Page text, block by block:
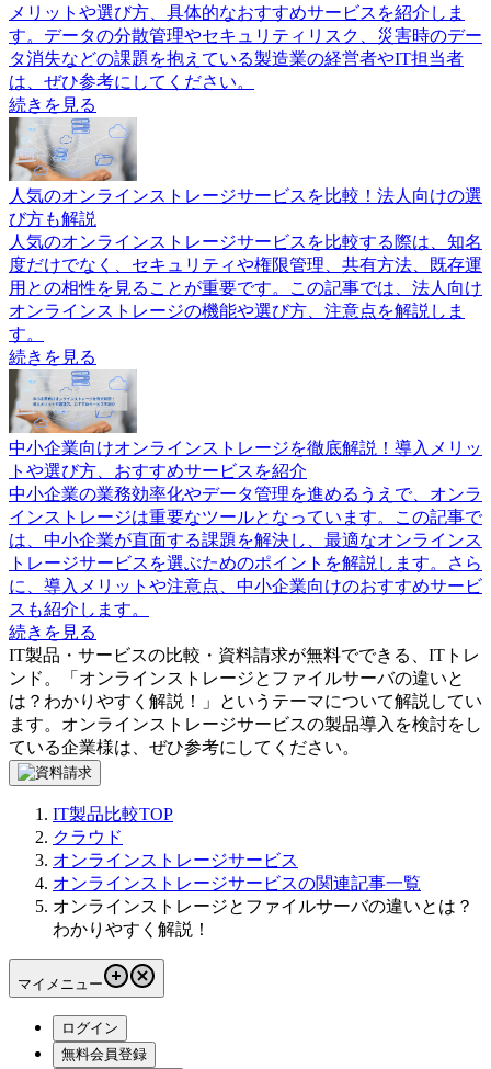
メリットや選び方、具体的なおすすめサービスを紹介しま
す。データの分散管理やセキュリティリスク、災害時のデー
タ消失などの課題を抱えている製造業の経営者やIT担当者
は、ぜひ参考にしてください。
続きを見る
人気のオンラインストレージサービスを比較！法人向けの選
び方も解説
人気のオンラインストレージサービスを比較する際は、知名
度だけでなく、セキュリティや権限管理、共有方法、既存運
用との相性を見ることが重要です。この記事では、法人向け
オンラインストレージの機能や選び方、注意点を解説しま
す。
続きを見る
中小企業向けオンラインストレージを徹底解説！導入メリッ
トや選び方、おすすめサービスを紹介
中小企業の業務効率化やデータ管理を進めるうえで、オンラ
インストレージは重要なツールとなっています。この記事で
は、中小企業が直面する課題を解決し、最適なオンラインス
トレージサービスを選ぶためのポイントを解説します。さら
に、導入メリットや注意点、中小企業向けのおすすめサービ
スも紹介します。
続きを見る
IT製品・サービスの比較・資料請求が無料でできる、ITトレ
ンド。「 オンラインストレージとファイルサーバの違いと
は？わかりやすく解説！
」というテーマについて解説してい
ます。 オンラインストレージサービスの製品導入を検討をし
ている企業様は、ぜひ参考にしてください。
IT製品比較TOP
クラウド
オンラインストレージサービス
オンラインストレージサービスの関連記事一覧
オンラインストレージとファイルサーバの違いとは？
わかりやすく解説！
マイメニュー
ログイン
無料会員登録